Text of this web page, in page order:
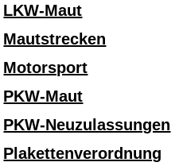
LKW-Maut
Mautstrecken
Motorsport
PKW-Maut
PKW-Neuzulassungen
Plakettenverordnung